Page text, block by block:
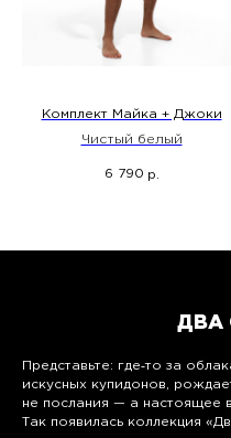
Комплект Майка + Джоки
Чистый белый
6 790 р.
ДВА
Представьте: где‑то за
искусных купидонов,
не послания — а настоящее
Так появилась коллекция